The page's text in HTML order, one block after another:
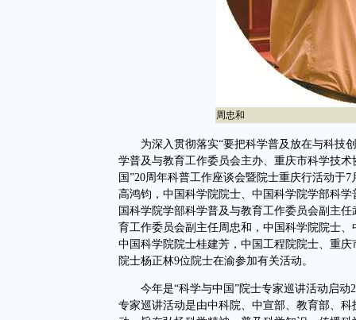
周忠和
为深入贯彻落实“要把科学普及放在与科技创
学普及与教育工作委员会主办、重庆市科学技
国”20周年科普工作座谈会暨院士重庆行活动于
高鸿钧，中国科学院院士、中国科学院学部科
国科学院学部科学普及与教育工作委员会副主
育工作委员会副主任周忠和，中国科学院院士
中国科学院院士桂建芳，中国工程院院士、重
院士杨正林9位院士在渝参加有关活动。
今年是“科学与中国”院士专家巡讲活动启动
专家巡讲活动是由中科院、中宣部、教育部、